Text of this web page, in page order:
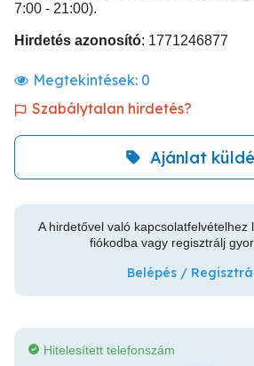
7:00 - 21:00).
Hirdetés azonosító: 1771246877
Megtekintések: 0
Szabálytalan hirdetés?
Ajánlat
A hirdetővel való kapcsolatfelvételhez
fiókodba vagy regisztrálj
Belépés /
Hitelesített telefonszám